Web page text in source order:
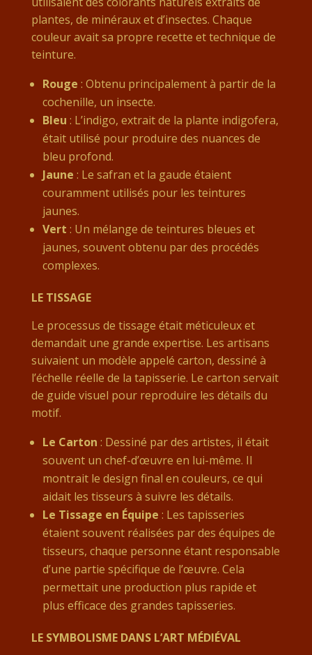
plantes, de minéraux et d’insectes. Chaque
couleur avait sa propre recette et technique de
teinture.
Rouge : Obtenu principalement à partir de la
cochenille, un insecte.
Bleu : L’indigo, extrait de la plante indigofera,
était utilisé pour produire des nuances de
bleu profond.
Jaune : Le safran et la gaude étaient
couramment utilisés pour les teintures
jaunes.
Vert : Un mélange de teintures bleues et
jaunes, souvent obtenu par des procédés
complexes.
LE TISSAGE
Le processus de tissage était méticuleux et
demandait une grande expertise. Les artisans
suivaient un modèle appelé carton, dessiné à
l’échelle réelle de la tapisserie. Le carton servait
de guide visuel pour reproduire les détails du
motif.
Le Carton : Dessiné par des artistes, il était
souvent un chef-d’œuvre en lui-même. Il
montrait le design final en couleurs, ce qui
aidait les tisseurs à suivre les détails.
Le Tissage en Équipe : Les tapisseries
étaient souvent réalisées par des équipes de
tisseurs, chaque personne étant responsable
d’une partie spécifique de l’œuvre. Cela
permettait une production plus rapide et
plus efficace des grandes tapisseries.
LE SYMBOLISME DANS L’ART MÉDIÉVAL